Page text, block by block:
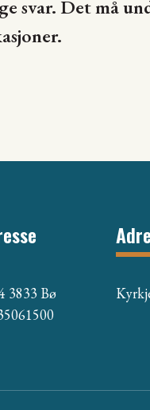
svar. Det må
3833 Bø